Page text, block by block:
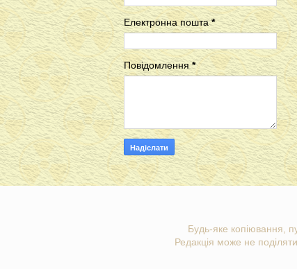
Електронна пошта*
Повідомлення*
Будь-яке копіювання,
Редакція може не поділяти